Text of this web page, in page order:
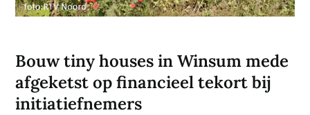
Bouw tiny houses in Winsum mede
afgeketst op financieel tekort bij
initiatiefnemers